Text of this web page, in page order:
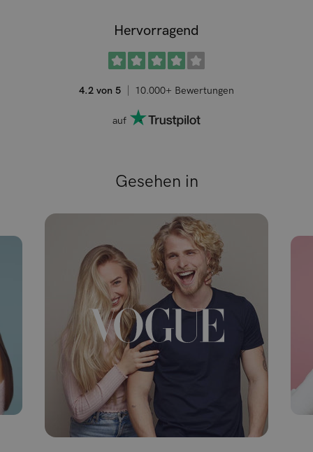
Hervorragend
4.2 von 5 10.000+ Bewertungen
auf
Gesehen in